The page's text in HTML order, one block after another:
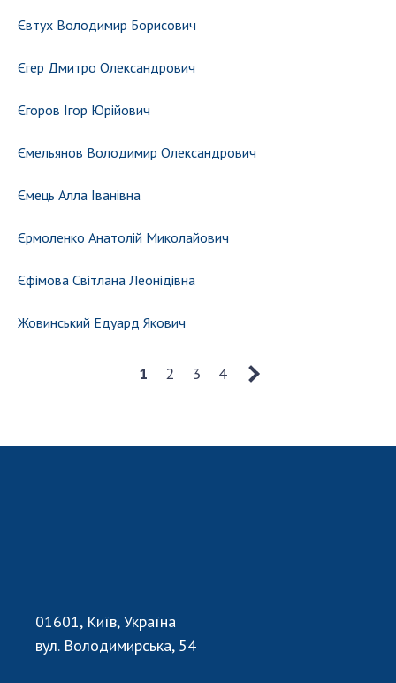
Євтух Володимир Борисович
Єгер Дмитро Олександрович
Єгоров Ігор Юрійович
Ємельянов Володимир Олександрович
Ємець Алла Іванівна
Єрмоленко Анатолій Миколайович
Єфімова Світлана Леонідівна
Жовинський Едуард Якович
1 2 3 4
01601, Київ, Україна
вул. Володимирська, 54